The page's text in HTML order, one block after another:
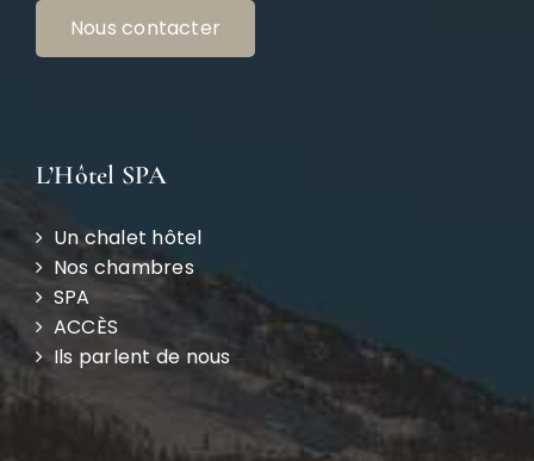
Nous contacter
L’Hôtel SPA
Un chalet hôtel
Nos chambres
SPA
ACCÈS
Ils parlent de nous